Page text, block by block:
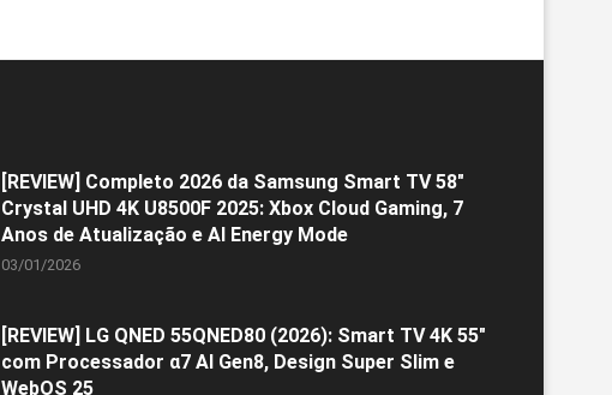
[REVIEW] Completo 2026 da Samsung Smart TV 58″
Crystal UHD 4K U8500F 2025: Xbox Cloud Gaming, 7
Anos de Atualização e AI Energy Mode
03/01/2026
[REVIEW] LG QNED 55QNED80 (2026): Smart TV 4K 55″
com Processador α7 AI Gen8, Design Super Slim e
WebOS 25